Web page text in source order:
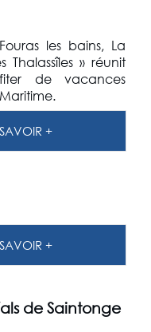
les bains, La
» réunit
de vacances
EN SAVOIR +
EN SAVOIR +
de Saintonge